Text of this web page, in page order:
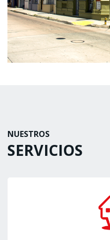
NUESTROS
SERVICIOS